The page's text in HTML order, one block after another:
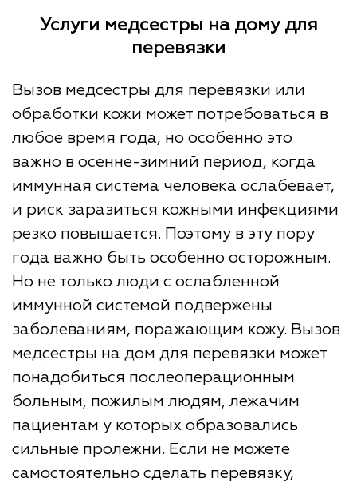
Услуги медсестры на дому для
перевязки
Вызов медсестры для перевязки или
обработки кожи может потребоваться в
любое время года, но особенно это
важно в осенне-зимний период, когда
иммунная система человека ослабевает,
и риск заразиться кожными инфекциями
резко повышается. Поэтому в эту пору
года важно быть особенно осторожным.
Но не только люди с ослабленной
иммунной системой подвержены
заболеваниям, поражающим кожу. Вызов
медсестры на дом для перевязки может
понадобиться послеоперационным
больным, пожилым людям, лежачим
пациентам у которых образовались
сильные пролежни. Если не можете
самостоятельно сделать перевязку,